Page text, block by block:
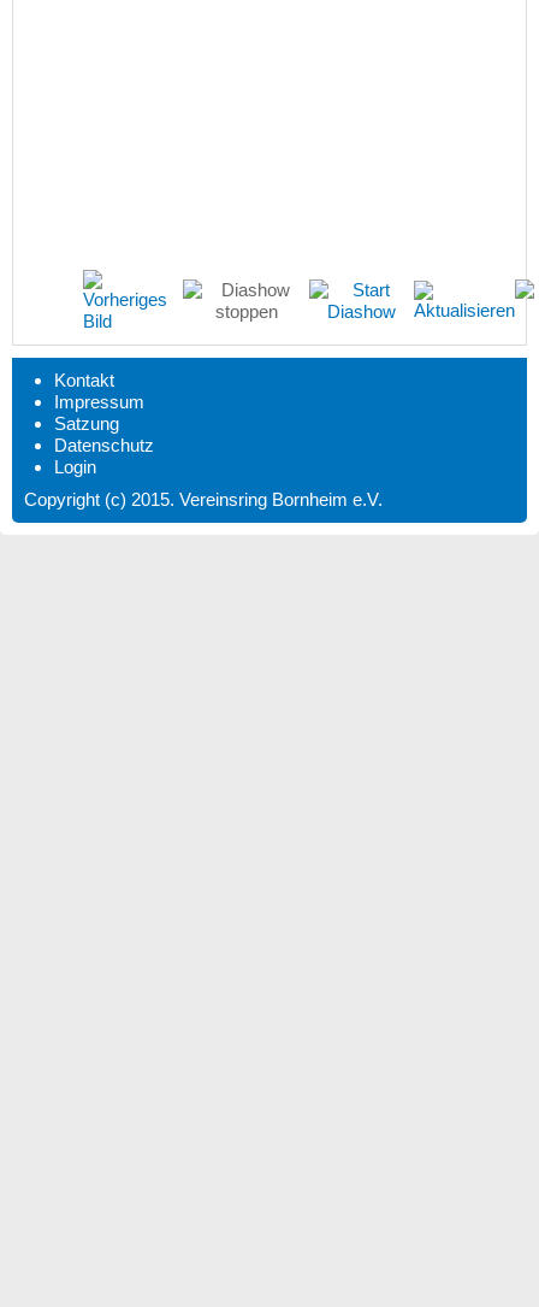
Kontakt
Impressum
Satzung
Datenschutz
Login
Copyright (c) 2015. Vereinsring Bornheim e.V.